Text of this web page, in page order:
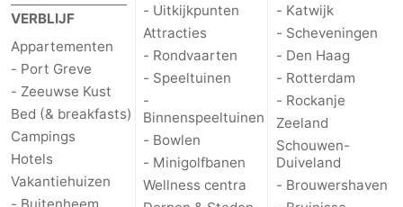
VERBLIJF
Appartementen
- Port Greve
- Zeeuwse Kust
Bed (& breakfasts)
Campings
Hotels
Vakantiehuizen
- Buitenheem
- Uitkijkpunten
Attracties
- Rondvaarten
- Speeltuinen
-
Binnenspeeltuinen
- Bowlen
- Minigolfbanen
Wellness centra
- Katwijk
- Scheveningen
- Den Haag
- Rotterdam
- Rockanje
Zeeland
Schouwen-
Duiveland
- Brouwershaven